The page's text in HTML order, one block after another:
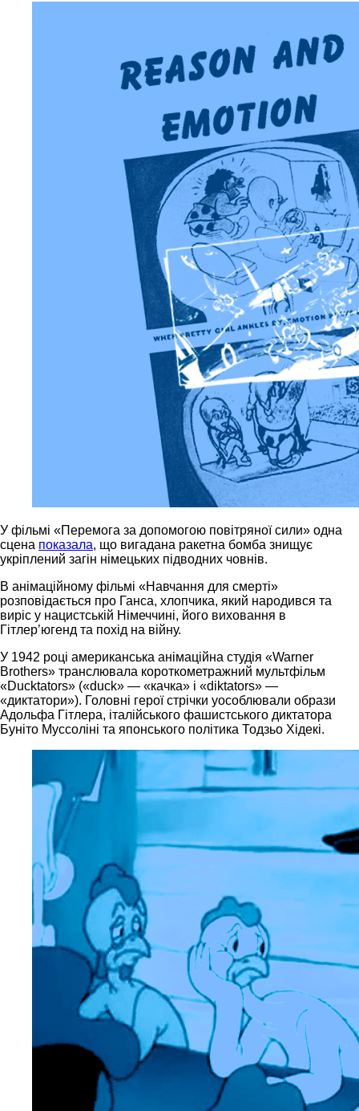
У фільмі «Перемога за допомогою повітряної сили» одна
сцена показала, що вигадана ракетна бомба знищує
укріплений загін німецьких підводних човнів.
В анімаційному фільмі «Навчання для смерті»
розповідається про Ганса, хлопчика, який народився та
виріс у нацистській Німеччині, його виховання в
Гітлерʼюгенд та похід на війну.
У 1942 році американська анімаційна студія «Warner
Brothers» транслювала короткометражний мультфільм
«Ducktators» («duck» — «качка» і «diktators» —
«диктатори»). Головні герої стрічки уособлювали образи
Адольфа Гітлера, італійського фашистського диктатора
Буніто Муссоліні та японського політика Тодзьо Хідекі.